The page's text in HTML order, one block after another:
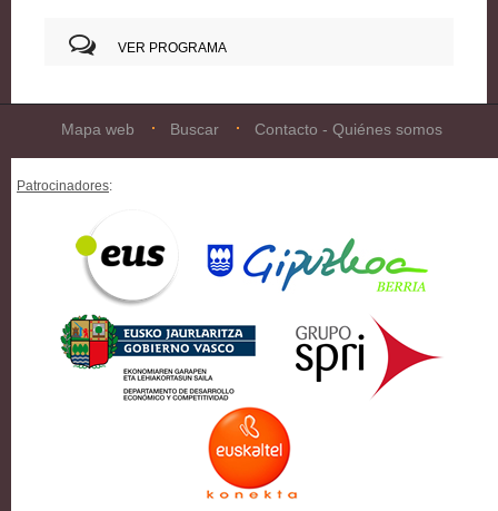
VER PROGRAMA
Mapa web Buscar Contacto - Quiénes somos
Patrocinadores: